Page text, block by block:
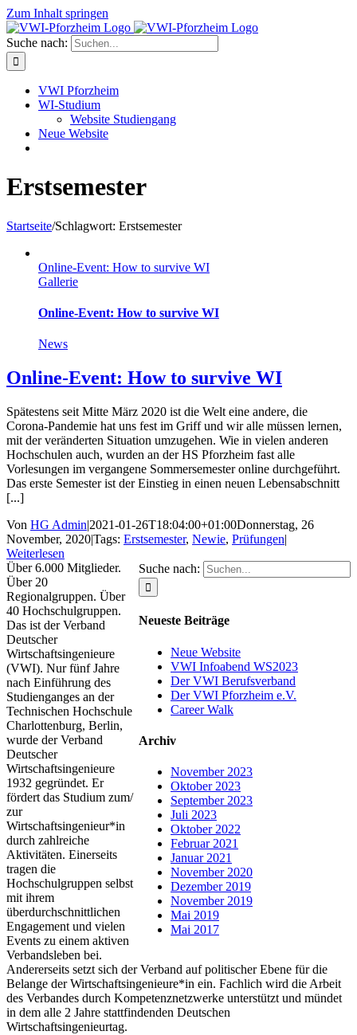
Zum Inhalt springen
Suche nach:
VWI Pforzheim
WI-Studium
Website Studiengang
Neue Website
Erstsemester
Startseite/Schlagwort: Erstsemester
Online-Event: How to survive WI
Gallerie
Online-Event: How to survive WI
News
Online-Event: How to survive WI
Spätestens seit Mitte März 2020 ist die Welt eine andere, die
Corona-Pandemie hat uns fest im Griff und wir alle müssen lernen,
mit der veränderten Situation umzugehen. Wie in vielen anderen
Hochschulen auch, wurden an der HS Pforzheim fast alle
Vorlesungen im vergangene Sommersemester online durchgeführt.
Das erste Semester ist der Einstieg in einen neuen Lebensabschnitt
[...]
Von HG Admin|2021-01-26T18:04:00+01:00Donnerstag, 26
November, 2020|Tags: Erstsemester, Newie, Prüfungen|
Weiterlesen
Suche nach:
Neueste Beiträge
Neue Website
VWI Infoabend WS2023
Der VWI Berufsverband
Der VWI Pforzheim e.V.
Career Walk
Archiv
November 2023
Oktober 2023
September 2023
Juli 2023
Oktober 2022
Februar 2021
Januar 2021
November 2020
Dezember 2019
November 2019
Mai 2019
Mai 2017
Über 6.000 Mitglieder.
Über 20
Regionalgruppen. Über
40 Hochschulgruppen.
Das ist der Verband
Deutscher
Wirtschaftsingenieure
(VWI). Nur fünf Jahre
nach Einführung des
Studienganges an der
Technischen Hochschule
Charlottenburg, Berlin,
wurde der Verband
Deutscher
Wirtschaftsingenieure
1932 gegründet. Er
fördert das Studium zum/
zur
Wirtschaftsingenieur*in
durch zahlreiche
Aktivitäten. Einerseits
tragen die
Hochschulgruppen selbst
mit ihrem
überdurchschnittlichen
Engagement und vielen
Events zu einem aktiven
Verbandsleben bei.
Andererseits setzt sich der Verband auf politischer Ebene für die
Belange der Wirtschaftsingenieure*in ein. Fachlich wird die Arbeit
des Verbandes durch Kompetenznetzwerke unterstützt und mündet
in dem alle 2 Jahre stattfindenden Deutschen
Wirtschaftsingenieurtag.